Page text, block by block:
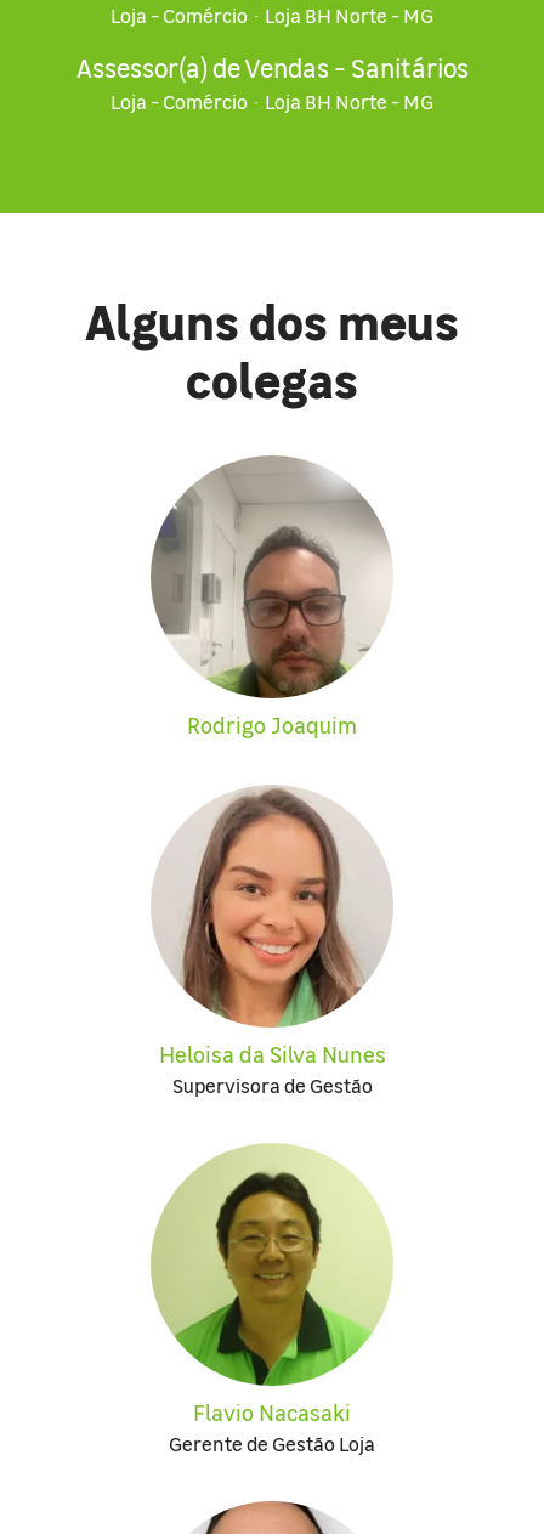
Loja - Comércio · Loja BH Norte - MG
Assessor(a) de Vendas - Sanitários
Loja - Comércio · Loja BH Norte - MG
Alguns dos meus
colegas
Rodrigo Joaquim
Heloisa da Silva Nunes
Supervisora de Gestão
Flavio Nacasaki
Gerente de Gestão Loja